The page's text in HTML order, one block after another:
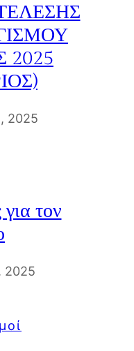
2025
2025
τον
2025